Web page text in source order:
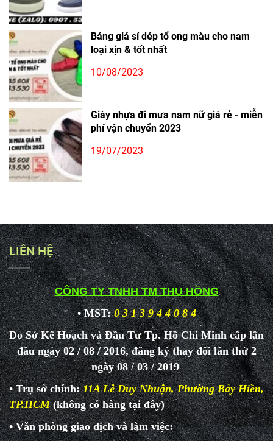
Bảng giá sỉ dép tổ ong màu cho nam
loại xịn & tốt nhất
10/08/2023
Giày nhựa đi mưa nam nữ giá rẻ - miễn
phí vận chuyển 2023
19/07/2023
LIÊN HỆ
CÔNG TY TNHH TM THU HỒNG
• MST: 0 3 1 3 9 4 4 0 8 4
Do Sở Kế Hoạch và Đầu Tư Tp. Hồ Chí Minh cấp lần
đầu ngày 02 / 08 / 2016, đăng ký thay đổi lần thứ 2
ngày 08 / 03 / 2019
• Trụ sở chính:11A Lê Duy Nhuận, Phường Bảy Hiền,
TP.HCM (không có hàng tại đây)
• Văn phòng giao dịch và làmviệc: